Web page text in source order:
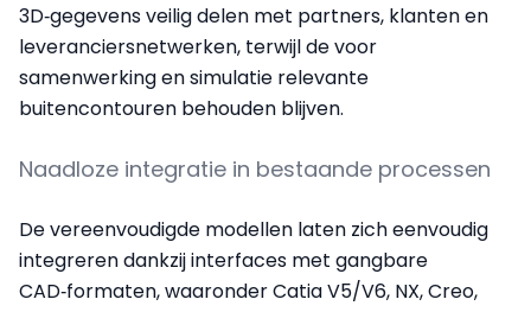
3D‑gegevens veilig delen met partners, klanten en
leveranciersnetwerken, terwijl de voor
samenwerking en simulatie relevante
buitencontouren behouden blijven.
Naadloze integratie in bestaande processen
De vereenvoudigde modellen laten zich eenvoudig
integreren dankzij interfaces met gangbare
CAD‑formaten, waaronder Catia V5/V6, NX, Creo,